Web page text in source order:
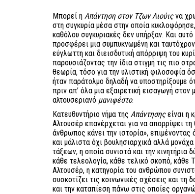
Μπορεί η Απάντηση στον Τζων Λιούιςνα
στη συγκυρία μέσα στην οποία
καθόλου συγκυριακές δεν υπήρξαν. Και
προσφέρει μια συμπυκνωμένη και
εύγλωττη και διεισδυτική απόρριψη του
παρουσιάζοντας την ίδια στιγμή τις πιο
θεωρία, τόσο για την υλιστική φιλοσοφία
ήταν παράτολμο δηλαδή να υποστηρίξουμε
πριν απ’ όλα μια εξαιρετική εισαγωγή
αλτουσεριανό μανιφέστο.
Κατευθυντήριο νήμα της Απάντησηςείναι η
Αλτουσέρ επανέρχεται για να απορρίψει
άνθρωπος κάνει την ιστορία», επιμένοντας
και μάλιστα όχι βουλησιαρχικά αλλά
τάξεων, η οποία συνιστά και την κινητήρια
κάθε τελεολογία, κάθε τελικό σκοπό, κάθε
Αλτουσέρ, η κατηγορία του ανθρώπου
συσκοτίζει τις κοινωνικές σχέσεις και τη
και την καταπίεση πάνω στις οποίες